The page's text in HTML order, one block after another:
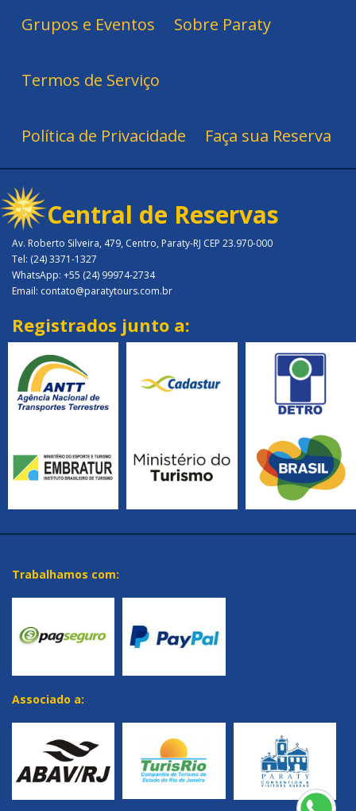
Grupos e Eventos Sobre Paraty
Termos de Serviço
Política de Privacidade Faça sua Reserva
Central de Reservas
Av. Roberto Silveira, 479, Centro, Paraty-RJ CEP 23.970-000
Tel: (24) 3371-1327
WhatsApp: +55 (24) 99974-2734
Email: contato@paratytours.com.br
Registrados junto a:
Trabalhamos com:
Associado a: